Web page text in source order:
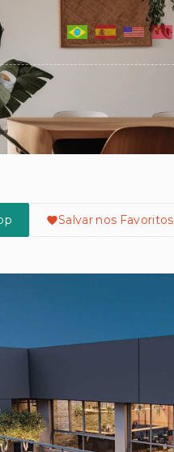
Salvar nos Favoritos